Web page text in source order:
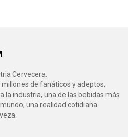
Cervecera.
de fanáticos y adeptos,
la industria, una de las bebidas más
una realidad cotidiana